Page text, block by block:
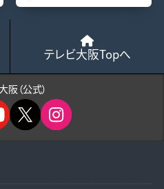
テレビ大阪Topへ
阪（公式）